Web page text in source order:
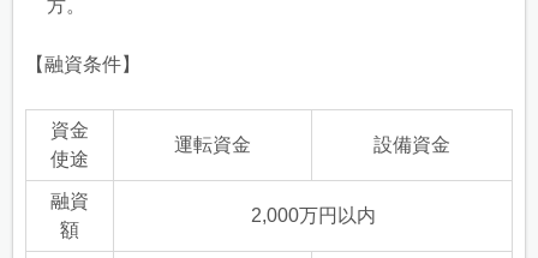
方。
【融資条件】
資金
使途
運転資金 設備資金
融資
額
2,000万円以内